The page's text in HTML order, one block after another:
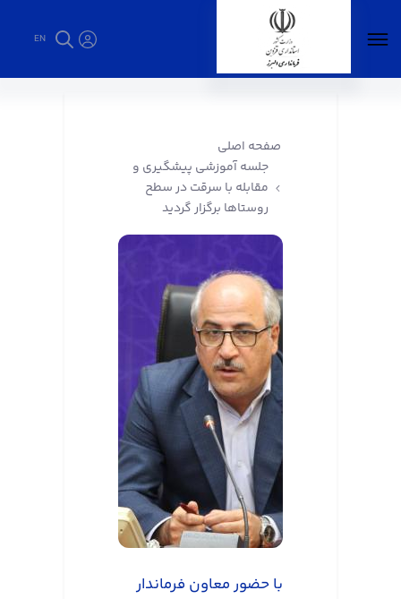
EN
صفحه اصلی
جلسه آموزشی پیشگیری و
مقابله با سرقت در سطح
روستاها برگزار گردید
با حضور معاون فرماندار